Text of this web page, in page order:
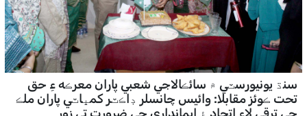
سنڌ يونيورسٽي ۾ سائڪالاجي شعبي پاران معرڪه ءِ حق
تحت ڪوئز مقابلا: وائيس چانسلر ڊاڪٽر کمڀاٽي پاران ملڪ